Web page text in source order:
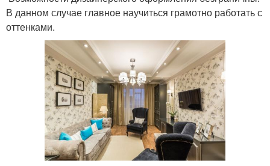
В данном случае главное научиться грамотно работать с
оттенками.